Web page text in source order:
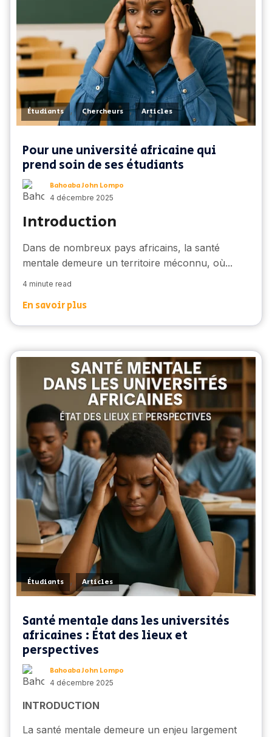
Étudiants , Chercheurs , Articles
Pour une université africaine qui
prend soin de ses étudiants
Bahoaba John Lompo
4 décembre 2025
Introduction
Dans de nombreux pays africains, la santé
mentale demeure un territoire méconnu, où...
4 minute read
En savoir plus
Étudiants , Articles
Santé mentale dans les universités
africaines : État des lieux et
perspectives
Bahoaba John Lompo
4 décembre 2025
INTRODUCTION
La santé mentale demeure un enjeu largement